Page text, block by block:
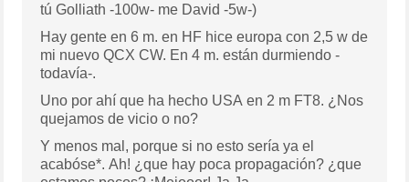
tú Golliath -100w- me David -5w-)
Hay gente en 6 m. en HF hice europa con 2,5 w de
mi nuevo QCX CW. En 4 m. están durmiendo -
todavía-.
Uno por ahí que ha hecho USA en 2 m FT8. ¿Nos
quejamos de vicio o no?
Y menos mal, porque si no esto sería ya el
acabóse*. Ah! ¿que hay poca propagación? ¿que